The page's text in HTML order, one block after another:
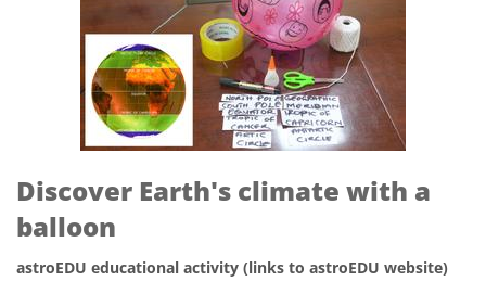
Discover Earth's climate with a
balloon
astroEDU educational activity (links to astroEDU website)